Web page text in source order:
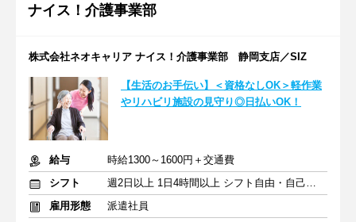
ナイス！介護事業部
株式会社ネオキャリア ナイス！介護事業部 静岡支店／SIZ
【生活のお手伝い】＜資格なしOK＞軽作業
やリハビリ施設の見守り◎日払いOK！
給与
時給1300～1600円＋交通費
シフト
週2日以上 1日4時間以上 シフト自由・自己申告
雇用形態
派遣社員